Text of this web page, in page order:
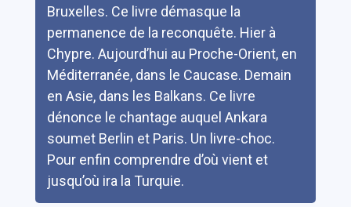
Bruxelles. Ce livre démasque la
permanence de la reconquête. Hier à
Chypre. Aujourd’hui au Proche-Orient, en
Méditerranée, dans le Caucase. Demain
en Asie, dans les Balkans. Ce livre
dénonce le chantage auquel Ankara
soumet Berlin et Paris. Un livre-choc.
Pour enfin comprendre d’où vient et
jusqu’où ira la Turquie.